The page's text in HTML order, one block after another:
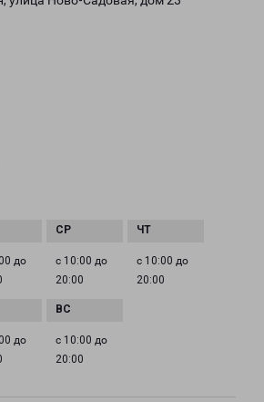
до
с 10:00 до
20:00
с 10:00 до
20:00
до
с 10:00 до
20:00